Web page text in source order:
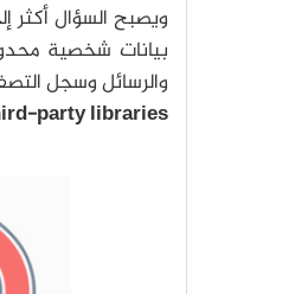
ويصبح السؤال أكثر
بيانات شخصية
والرسائل وسجل
party libraries